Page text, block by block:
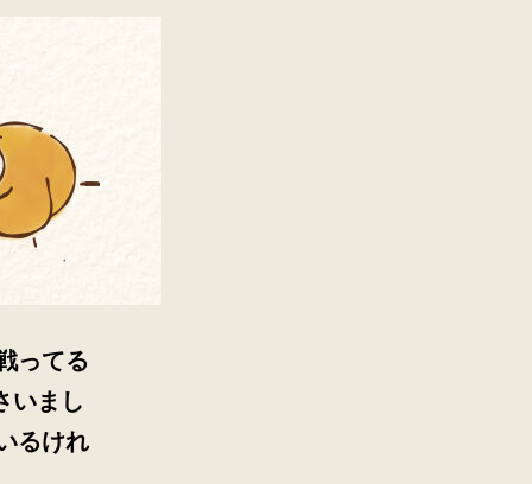
ってる
いまし
るけれ